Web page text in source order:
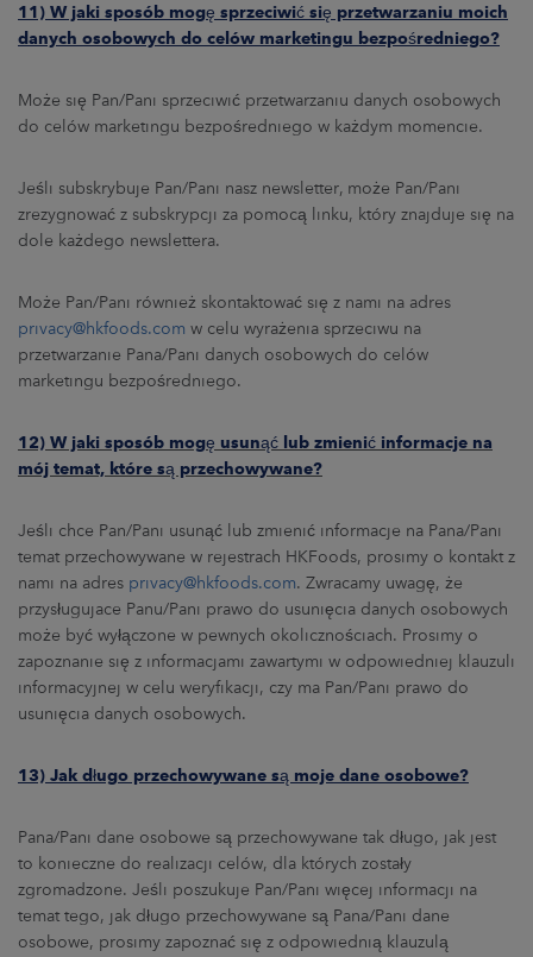
11) W jaki sposób mogę sprzeciwić się przetwarzaniu moich
danych osobowych do celów marketingu bezpośredniego?
Może się Pan/Pani sprzeciwić przetwarzaniu danych osobowych
do celów marketingu bezpośredniego w każdym momencie.
Jeśli subskrybuje Pan/Pani nasz newsletter, może Pan/Pani
zrezygnować z subskrypcji za pomocą linku, który znajduje się na
dole każdego newslettera.
Może Pan/Pani również skontaktować się z nami na adres
privacy@hkfoods.com w celu wyrażenia sprzeciwu na
przetwarzanie Pana/Pani danych osobowych do celów
marketingu bezpośredniego.
12) W jaki sposób mogę usunąć lub zmienić informacje na
mój temat, które są przechowywane?
Jeśli chce Pan/Pani usunąć lub zmienić informacje na Pana/Pani
temat przechowywane w rejestrach HKFoods, prosimy o kontakt z
nami na adres privacy@hkfoods.com. Zwracamy uwagę, że
przysługujace Panu/Pani prawo do usunięcia danych osobowych
może być wyłączone w pewnych okolicznościach. Prosimy o
zapoznanie się z informacjami zawartymi w odpowiedniej klauzuli
informacyjnej w celu weryfikacji, czy ma Pan/Pani prawo do
usunięcia danych osobowych.
13) Jak długo przechowywane są moje dane osobowe?
Pana/Pani dane osobowe są przechowywane tak długo, jak jest
to konieczne do realizacji celów, dla których zostały
zgromadzone. Jeśli poszukuje Pan/Pani więcej informacji na
temat tego, jak długo przechowywane są Pana/Pani dane
osobowe, prosimy zapoznać się z odpowiednią klauzulą